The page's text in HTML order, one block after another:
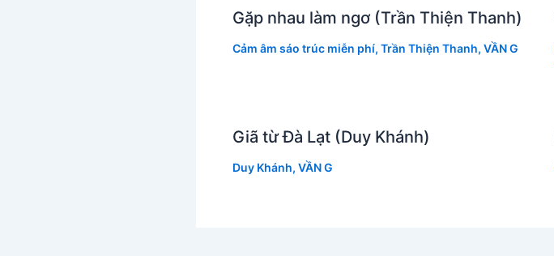
Gặp nhau làm ngơ (Trần Thiện Thanh)
Cảm âm sáo trúc miễn phí, Trần Thiện Thanh, VẦN G
Giã từ Đà Lạt (Duy Khánh)
Duy Khánh, VẦN G